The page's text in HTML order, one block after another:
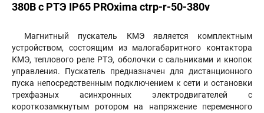
380В с РТЭ IP65 PROxima ctrp-r-50-380v
Магнитный пускатель КМЭ является комплектным
устройством, состоящим из малогабаритного контактора
КМЭ, теплового реле РТЭ, оболочки с сальниками и кнопок
управления. Пускатель предназначен для дистанционного
пуска непосредственным подключением к сети и остановки
трехфазных асинхронных электродвигателей с
короткозамкнутым ротором на напряжение переменного